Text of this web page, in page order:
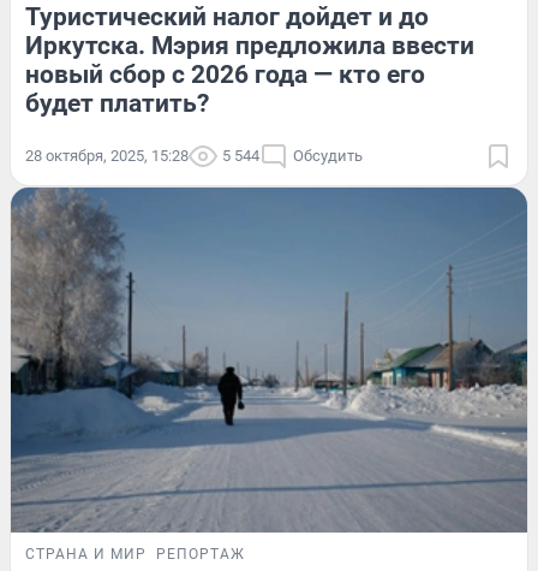
Туристический налог дойдет и до
Иркутска. Мэрия предложила ввести
новый сбор с 2026 года — кто его
будет платить?
28 октября, 2025, 15:28 5 544 Обсудить
СТРАНА И МИР РЕПОРТАЖ